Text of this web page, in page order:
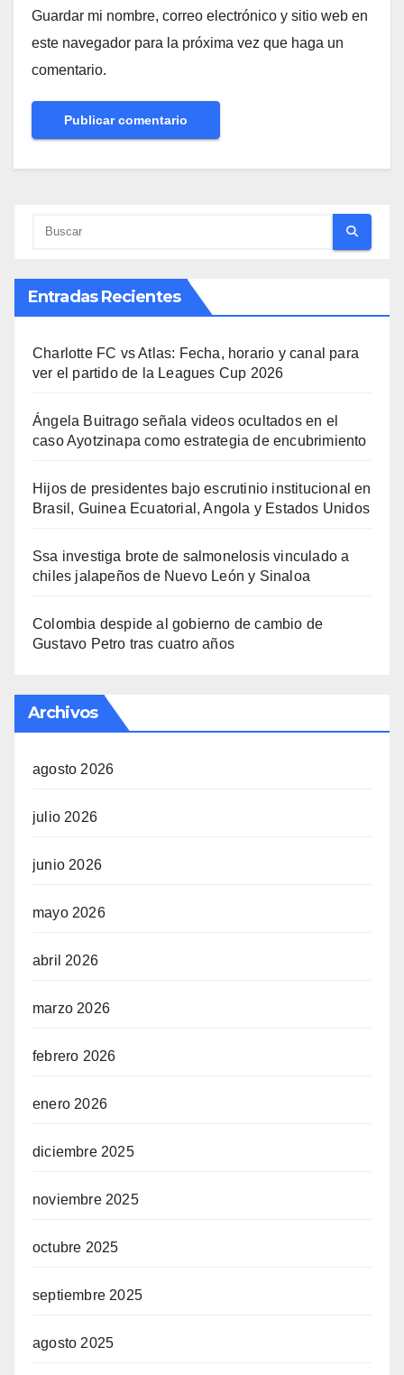
Guardar mi nombre, correo electrónico y sitio web en
este navegador para la próxima vez que haga un
comentario.
Entradas Recientes
Charlotte FC vs Atlas: Fecha, horario y canal para
ver el partido de la Leagues Cup 2026
Ángela Buitrago señala videos ocultados en el
caso Ayotzinapa como estrategia de encubrimiento
Hijos de presidentes bajo escrutinio institucional en
Brasil, Guinea Ecuatorial, Angola y Estados Unidos
Ssa investiga brote de salmonelosis vinculado a
chiles jalapeños de Nuevo León y Sinaloa
Colombia despide al gobierno de cambio de
Gustavo Petro tras cuatro años
Archivos
agosto 2026
julio 2026
junio 2026
mayo 2026
abril 2026
marzo 2026
febrero 2026
enero 2026
diciembre 2025
noviembre 2025
octubre 2025
septiembre 2025
agosto 2025